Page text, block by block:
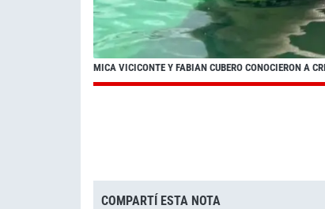
MICA VICICONTE Y FABIAN CUBERO CONOCIERON A
COMPARTÍ ESTA NOTA